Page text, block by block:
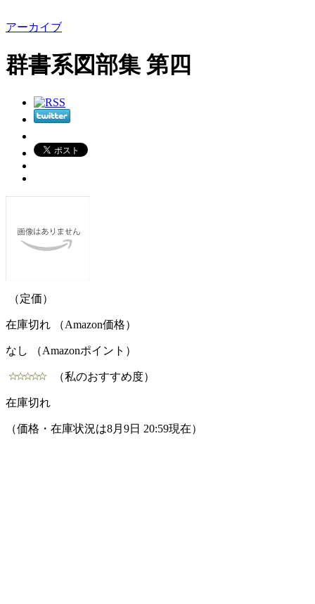
アーカイブ
群書系図部集 第四
（定価）
在庫切れ （Amazon価格）
なし （Amazonポイント）
（私のおすすめ度）
在庫切れ
（価格・在庫状況は8月9日 20:59現在）